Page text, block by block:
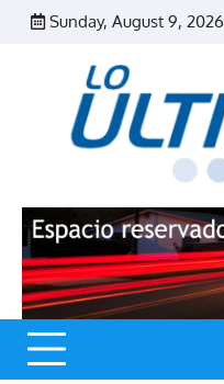
Skip
Sunday, August 9, 2026